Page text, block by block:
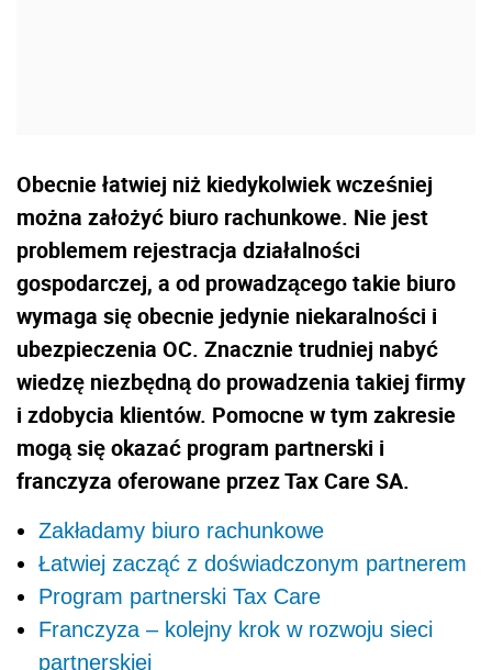
Obecnie łatwiej niż kiedykolwiek wcześniej
można założyć biuro rachunkowe. Nie jest
problemem rejestracja działalności
gospodarczej, a od prowadzącego takie biuro
wymaga się obecnie jedynie niekaralności i
ubezpieczenia OC. Znacznie trudniej nabyć
wiedzę niezbędną do prowadzenia takiej firmy
i zdobycia klientów. Pomocne w tym zakresie
mogą się okazać program partnerski i
franczyza oferowane przez Tax Care SA.
Zakładamy biuro rachunkowe
Łatwiej zacząć z doświadczonym partnerem
Program partnerski Tax Care
Franczyza – kolejny krok w rozwoju sieci
partnerskiej